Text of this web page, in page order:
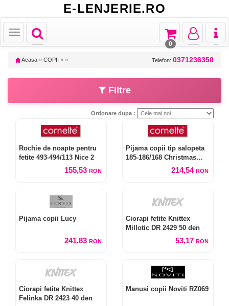
E-LENJERIE.RO
Toggle
navigation
Toggle
Toggle
navigation
Toggle
navigation
Toggle
navigation
0
Acasa » COPII » » Telefon: 0371236350
Filtre
Ordonare dupa :
Rochie de noapte pentru
fetite 493-494/113 Nice 2
155,53 RON
Pijama copii tip salopeta
185-186/168 Christmas
214,54 RON
Pijama copii Lucy
241,83 RON
Ciorapi fetite Knittex
Millotic DR 2429 50 den
53,17 RON
Ciorapi fetite Knittex
Felinka DR 2423 40 den
Manusi copii Noviti RZ069